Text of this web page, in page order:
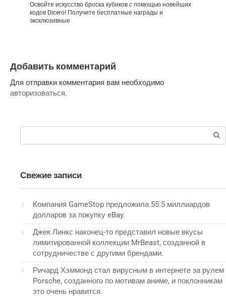
Освойте искусство броска кубиков с помощью новейших
кодов Dicero! Получите бесплатные награды и
эксклюзивные
Добавить комментарий
Для отправки комментария вам необходимо
авторизоваться.
Поиск:
Свежие записи
Компания GameStop предложила 55.5 миллиардов
долларов за покупку eBay.
Джек Линкс наконец-то представил новые вкусы
лимитированной коллекции MrBeast, созданной в
сотрудничестве с другими брендами.
Ричард Хэммонд стал вирусным в интернете за рулем
Porsche, созданного по мотивам аниме, и поклонникам
это очень нравится.